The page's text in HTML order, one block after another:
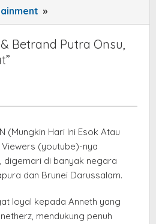
»
Dellliecia
&
Betrand Putra Onsu,
(Mungkin Hari Ini Esok Atau
Viewers (youtube)-nya
digemari di banyak negara
dan Brunei Darussalam.
loyal kepada Anneth yang
mendukung penuh